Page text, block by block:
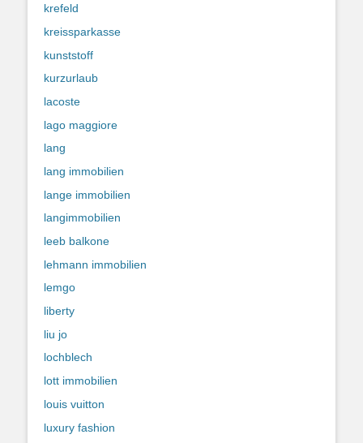
krefeld
kreissparkasse
kunststoff
kurzurlaub
lacoste
lago maggiore
lang
lang immobilien
lange immobilien
langimmobilien
leeb balkone
lehmann immobilien
lemgo
liberty
liu jo
lochblech
lott immobilien
louis vuitton
luxury fashion